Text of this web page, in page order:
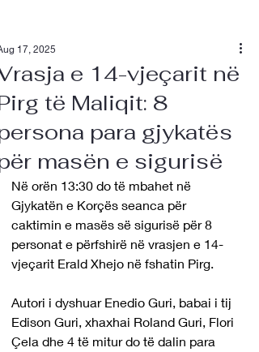
e 14-vjeçarit në
të Maliqit: 8
para gjykatës
masën e sigurisë
17, 2025
Në orën 13:30 do të mbahet në
Gjykatën e Korçës seanca për
caktimin e masës së sigurisë për 8
personat e përfshirë në vrasjen e 14-
vjeçarit Erald Xhejo në fshatin Pirg.
Autori i dyshuar Enedio Guri, babai i tij
Edison Guri, xhaxhai Roland Guri, Flori
Çela dhe 4 të mitur do të dalin para